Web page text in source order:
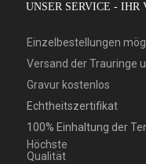
UNSER SERVICE - IHR
Einzelbestellungen
Versand der Trauringe
Gravur kostenlos
Echtheitszertifikat
100% Einhaltung der
Höchste
Qualität